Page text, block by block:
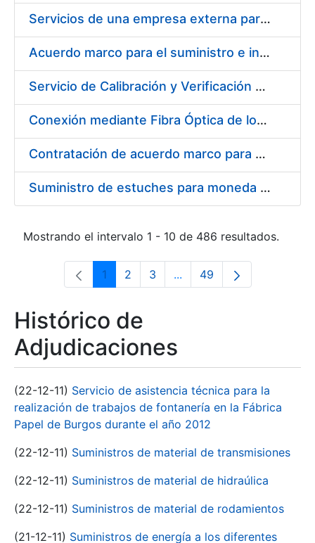
Servicios de una empresa externa para el asesoramiento y resolución de los recursos de alzada que se presentan relacionados con procesos de selección para la FNMT-RCM
Acuerdo marco para el suministro e instalación de persianas, estores y otros complementos
Servicio de Calibración y Verificación Externa de los Equipos de Medición del Servicio de Prevención de la FNMT-RCM
Conexión mediante Fibra Óptica de los Centros de Proceso de Datos (CPDs) de las sedes de la FNMT-RCM de Burgos y Madrid
Contratación de acuerdo marco para el Suministro de Material de Electricidad para la Fábrica Nacional de Moneda y Timbre-Real Casa de la Moneda en su centro de trabajo de Burgos
Suministro de estuches para moneda de 30 €
Mostrando el intervalo 1 - 10 de 486 resultados.
Página
1 Página
2 Página
3 ...Páginas intermedias Use
Página
49
Histórico de
Adjudicaciones
(22-12-11) Servicio de asistencia técnica para la
realización de trabajos de fontanería en la Fábrica
Papel de Burgos durante el año 2012
(22-12-11) Suministros de material de transmisiones
(22-12-11) Suministros de material de hidraúlica
(22-12-11) Suministros de material de rodamientos
(21-12-11) Suministros de energía a los diferentes